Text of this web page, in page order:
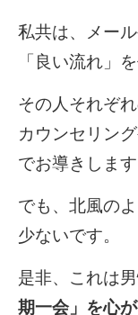
私共は、メー
「良い流れ」
その人それぞ
カウンセリン
でお導きします
でも、北風の
少ないです。
是非、これは
期一会」を心